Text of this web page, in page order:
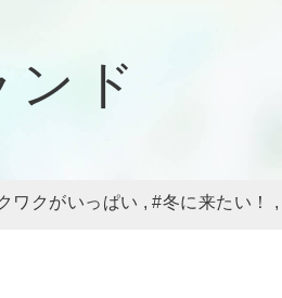
ンド
ワクがいっぱい #冬に来たい！